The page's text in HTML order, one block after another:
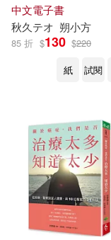
程硯秋(6)
花登筐(6)
莊慧秋 等著(6)
葉聖陶(6)
藤田千秋(6)
中國青年出版
四川文藝出版
文匯出版社(18)
Ingram(17)
上海外語教
中文電子書
秋久テオ 朔小方
85 折 $130 $220
紙
試閱